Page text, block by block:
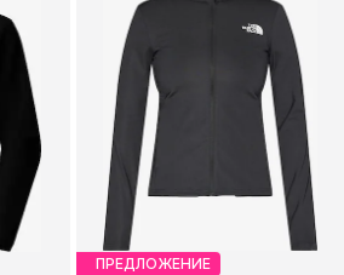
ПРЕДЛОЖЕНИЕ